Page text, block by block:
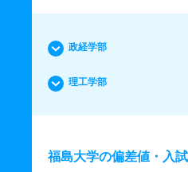
政経学部
理工学部
福島大学の偏差値・入